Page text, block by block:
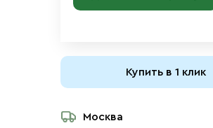
Купить в 1 клик
Москва